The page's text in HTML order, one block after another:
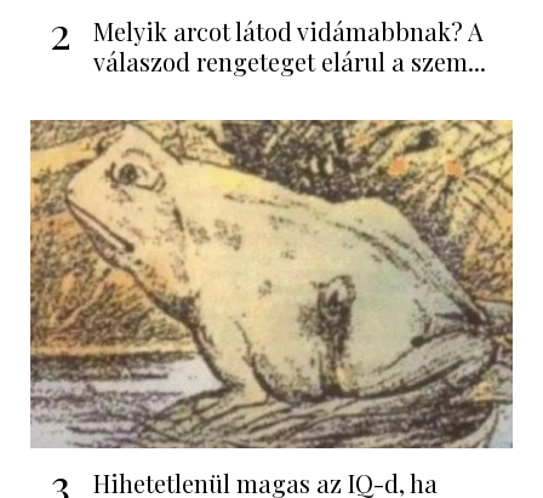
2
Melyik arcot látod vidámabbnak? A
válaszod rengeteget elárul a szem...
3
Hihetetlenül magas az IQ-d, ha